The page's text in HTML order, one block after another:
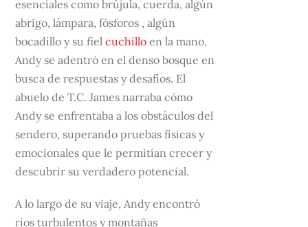
esenciales como brújula, cuerda, algún
abrigo, lámpara, fósforos , algún
bocadillo y su fielcuchillo en la mano,
Andy se adentró en el denso bosque en
busca de respuestas y desafíos. El
abuelo de T.C. James narraba cómo
Andy se enfrentaba a los obstáculos del
sendero, superando pruebas físicas y
emocionales que le permitían crecer y
descubrir su verdadero potencial.
A lo largo de su viaje, Andy encontró
ríos turbulentos y montañas